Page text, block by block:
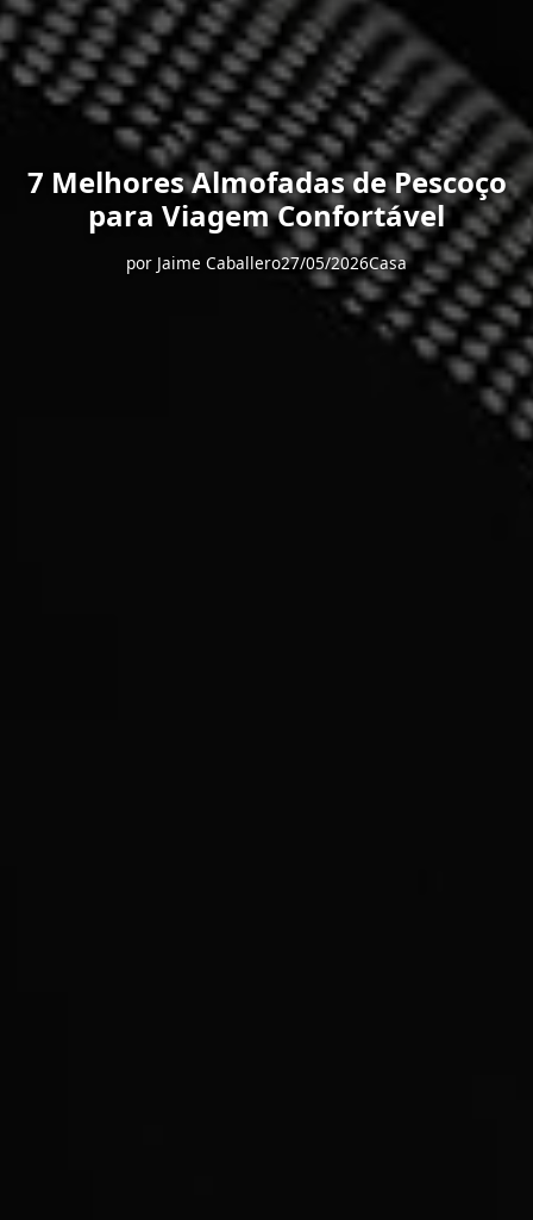
7 Melhores Almofadas de Pescoço
para Viagem Confortável
por Jaime Caballero27/05/2026Casa